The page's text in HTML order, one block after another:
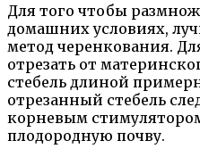
Для того чтобы
домашних условиях,
метод черенкования.
отрезать от
стебель длиной
отрезанный стебель
корневым
плодородную почву.